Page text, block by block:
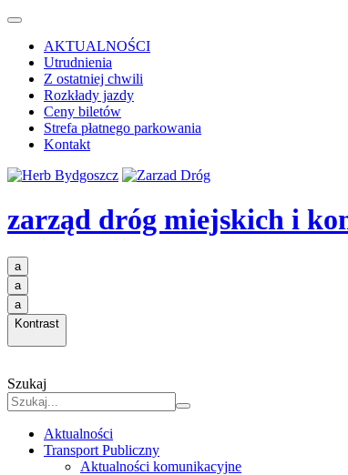
AKTUALNOŚCI
Utrudnienia
Z ostatniej chwili
Rozkłady jazdy
Ceny biletów
Strefa płatnego parkowania
Kontakt
zarząd dróg miejskich i
a
a
a
Kontrast
Szukaj
Aktualności
Transport Publiczny
Aktualności komunikacyjne